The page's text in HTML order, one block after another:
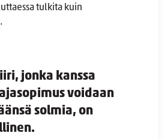
tulkita kuin
jonka kanssa
voidaan
solmia, on